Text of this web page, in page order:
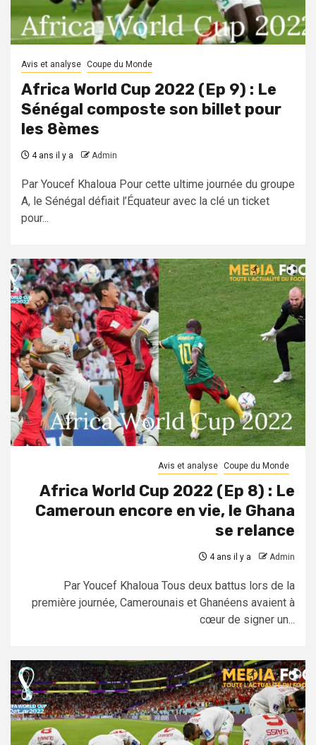
Avis et analyse Coupe du Monde
Africa World Cup 2022 (Ep 9) : Le
Sénégal composte son billet pour
les 8èmes
4 ans il y a Admin
Par Youcef Khaloua Pour cette ultime journée du groupe
A, le Sénégal défiait l’Équateur avec la clé un ticket
pour...
Avis et analyse Coupe du Monde
Africa World Cup 2022 (Ep 8) : Le
Cameroun encore en vie, le Ghana
se relance
4 ans il y a Admin
Par Youcef Khaloua Tous deux battus lors de la
première journée, Camerounais et Ghanéens avaient à
cœur de signer un...